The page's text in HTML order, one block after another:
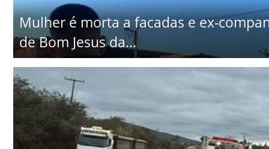
Mulher é morta a facadas e ex-
de Bom Jesus da...